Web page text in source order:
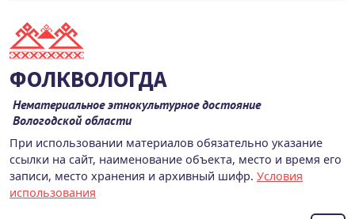
ФОЛКВОЛОГДА
Нематериальное этнокультурное достояние
Вологодской области
При использовании материалов обязательно указание
ссылки на сайт, наименование объекта, место и время его
записи, место хранения и архивный шифр. Условия
использования